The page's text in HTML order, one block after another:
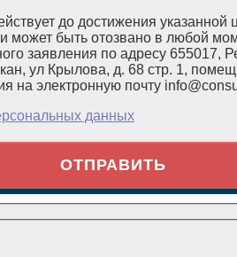
до достижения указанной
может быть отозвано в любой
заявления по адресу 655017,
ул Крылова, д. 68 стр. 1,
на электронную почту
данных